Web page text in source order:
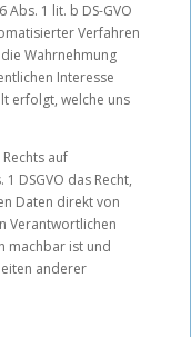
1 lit. b DS-GVO
Verfahren
Wahrnehmung
Interesse
erfolgt, welche uns
auf
DSGVO das Recht,
Daten direkt von
Verantwortlichen
machbar ist und
anderer